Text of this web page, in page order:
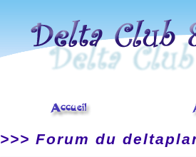
>>> Forum du